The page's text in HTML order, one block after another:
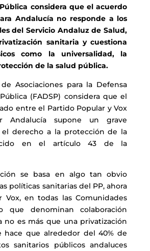
considera que el acuerdo
Andalucía no responde a los
del Servicio Andaluz de Salud,
sanitaria y cuestiona
como la universalidad, la
de la salud pública.
Asociaciones para la Defensa
(FADSP) considera que el
entre el Partido Popular y Vox
Andalucía supone un grave
el derecho a la protección de la
en el artículo 43 de la
se basa en algo tan obvio
políticas sanitarias del PP, ahora
Vox, en todas las Comunidades
que denominan colaboración
no es más que una privatización
hace que alrededor del 40% de
sanitarios públicos andaluces